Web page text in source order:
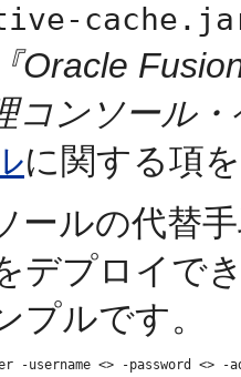
『Oracle
コンソール
に関する項
ールの代替
デプロイで
プルです。
-username <> -password